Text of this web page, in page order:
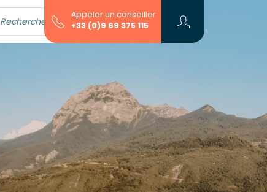
Rechercher avec l'assistant...
Appeler un conseiller
+33 (0)9 69 375 115